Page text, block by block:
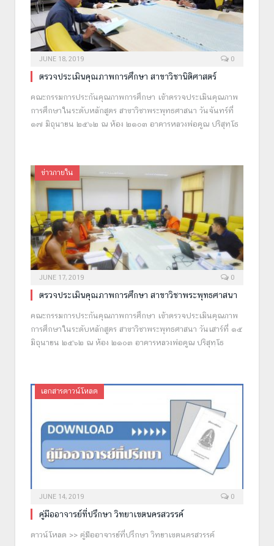
JUNE 18, 2019 0
ตรวจประเมินคุณภาพการศึกษา สาขาวิชานิติศาสตร์
คณะกรรมการประกันคุณภาพการศึกษา เข้าตรวจประเมินคุณภาพ
การศึกษาในระดับหลักสูตร สาขาวิชาพระพุทธศาสนา วันจันทร์ที่
๑๗ มิถุนายน ๒๕๖๒ ณ ห้อง ๒๑๐๓ อาคารหลวงพ่อคูณ ปริสุทฺโธ
ข่าวภายใน
JUNE 17, 2019 0
ตรวจประเมินคุณภาพการศึกษา สาขาวิชาพระพุทธศาสนา
คณะกรรมการประกันคุณภาพการศึกษา เข้าตรวจประเมินคุณภาพ
การศึกษาในระดับหลักสูตร สาขาวิชาพระพุทธศาสนา วันเสาร์ที่ ๑๕
มิถุนายน ๒๕๖๒ ณ ห้อง ๒๑๐๓ อาคารหลวงพ่อคูณ ปริสุทฺโธ
เอกสารดาวน์โหลด
JUNE 14, 2019 0
คู่มืออาจารย์ที่ปรึกษา วิทยาเขตนครสวรรค์
ดาวน์โหลด >> คู่มืออาจารย์ที่ปรึกษา วิทยาเขตนครสวรรค์